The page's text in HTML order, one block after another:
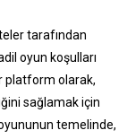
tarafından
oyun koşulları
platform olarak,
sağlamak için
temelinde,